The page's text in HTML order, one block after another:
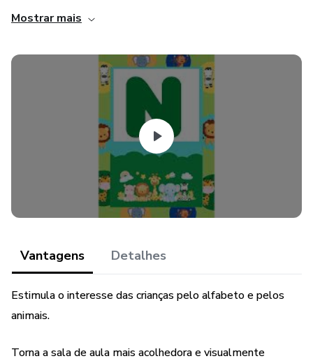
Tema Safari, com visual lúdico e chamativo
Pronto para imprimir e montar na parede da sala
Imprima as páginas, recorte (se desejar) e fixe na parede.
Você pode montar em linha, em painel, ou distribuir em
diferentes espaços da sala conforme sua organização.
Formato do produto Digital (PDF)
Se você quer um alfabeto completo, bonito e prático para
rotina e apoiar seus alunos todos os dias.
que encanta e facilita a rotina.
Mostrar mais
Vantagens Detalhes
Estimula o interesse das crianças pelo alfabeto e pelos
animais.
Torna a sala de aula mais acolhedora e visualmente